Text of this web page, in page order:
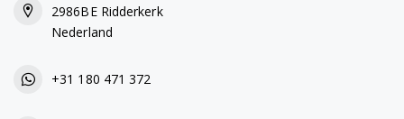
2986BE Ridderkerk
Nederland
+31 180 471 372